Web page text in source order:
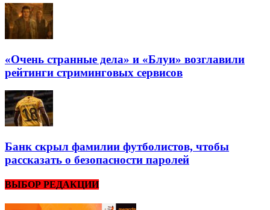
«Очень странные дела» и «Блуи» возглавили
рейтинги стриминговых сервисов
Банк скрыл фамилии футболистов, чтобы
рассказать о безопасности паролей
ВЫБОР РЕДАКЦИИ